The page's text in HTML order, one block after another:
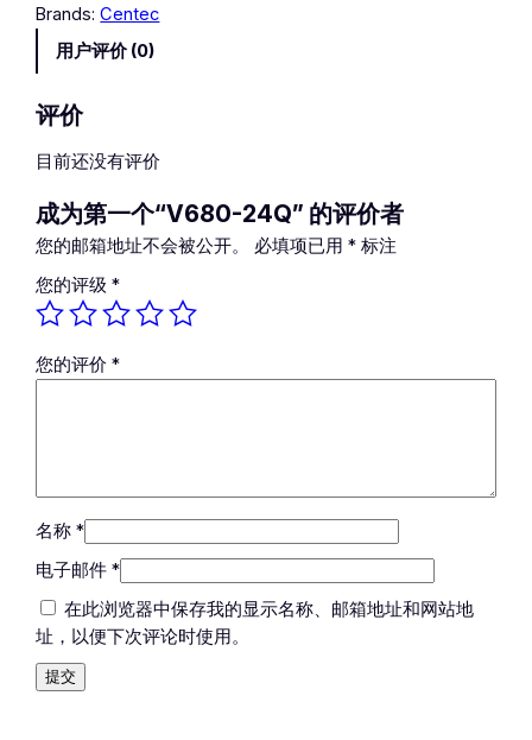
4
数
量
Brands:Centec
用户评价 (0)
评价
目前还没有评价
成为第一个“V680-24Q” 的评价者
您的邮箱地址不会被公开。 必填项已用* 标注
您的评级*
您的评价*
名称*
电子邮件*
在此浏览器中保存我的显示名称、邮箱地址和网站地
址，以便下次评论时使用。